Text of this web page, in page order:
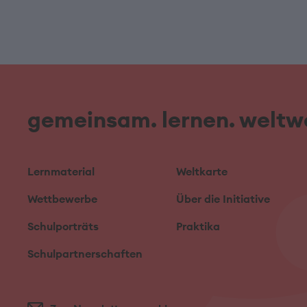
gemeinsam. lernen.
Lernmaterial
Wettbewerbe
Schulporträts
Schulpartnerschaften
Weltkarte
Über die Initiative
Praktika